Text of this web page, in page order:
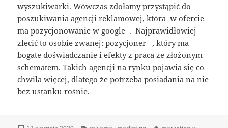
wyszukiwarki. Wówczas zdołamy przystąpić do
poszukiwania agencji reklamowej, która w ofercie
ma pozycjonowanie w google . Najprawidłowiej
zlecić to osobie zwanej: pozycjoner , który ma
bogate doświadczanie i efekty z praca ze złożonym
schematem. Takich agencji na rynku pojawia się co
chwila więcej, dlatego że potrzeba posiadania na nie
bez ustanku rośnie.